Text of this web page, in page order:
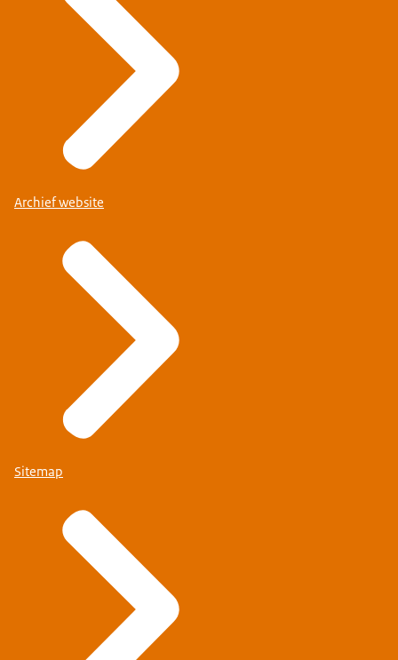
Archief website
Sitemap